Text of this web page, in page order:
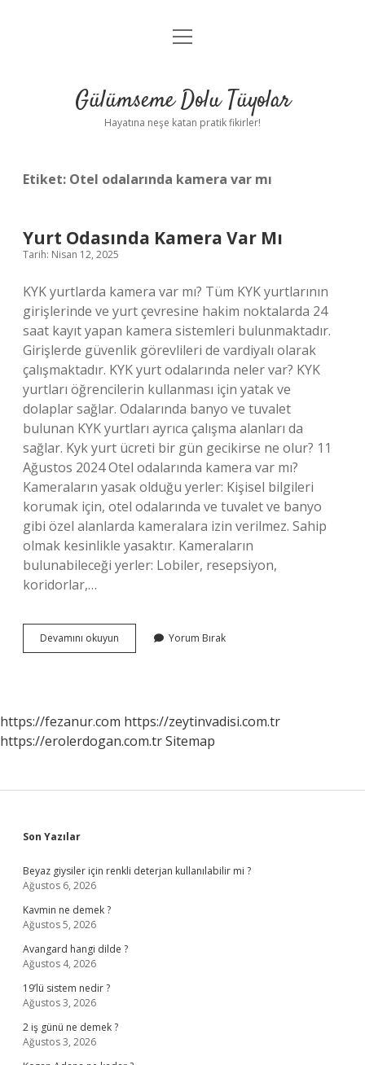
Anasayfa
Yasal Uyarı
menüyü
Gülümseme Dolu Tüyolar
Hayatına neşe katan pratik fikirler!
Etiket: Otel odalarında kamera var mı
Yurt Odasında Kamera Var Mı
Tarih: Nisan 12, 2025
KYK yurtlarda kamera var mı? Tüm KYK yurtlarının
girişlerinde ve yurt çevresine hakim noktalarda 24
saat kayıt yapan kamera sistemleri bulunmaktadır.
Girişlerde güvenlik görevlileri de vardiyalı olarak
çalışmaktadır. KYK yurt odalarında neler var? KYK
yurtları öğrencilerin kullanması için yatak ve
dolaplar sağlar. Odalarında banyo ve tuvalet
bulunan KYK yurtları ayrıca çalışma alanları da
sağlar. Kyk yurt ücreti bir gün gecikirse ne olur? 11
Ağustos 2024 Otel odalarında kamera var mı?
Kameraların yasak olduğu yerler: Kişisel bilgileri
korumak için, otel odalarında ve tuvalet ve banyo
gibi özel alanlarda kameralara izin verilmez. Sahip
olmak kesinlikle yasaktır. Kameraların
bulunabileceği yerler: Lobiler, resepsiyon,
koridorlar,…
Devamını okuyun
Odasında
Yorum Bırak
https://fezanur.com https://zeytinvadisi.com.tr
https://erolerdogan.com.trSitemap
Sidebar
Son Yazılar
Beyaz giysiler için renkli deterjan kullanılabilir mi ?
Ağustos 6, 2026
Kavmin ne demek ?
Ağustos 5, 2026
Avangard hangi dilde ?
Ağustos 4, 2026
19’lü sistem nedir ?
Ağustos 3, 2026
2 iş günü ne demek ?
Ağustos 3, 2026